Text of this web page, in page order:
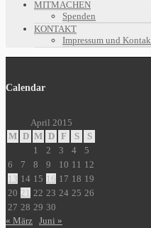
MITMACHEN
Spenden
KONTAKT
Impressum und
Calendar
April 2015
M D M D F S
S
1
2 3 4
5
6
7 8 9 10 11 12
13 14 15 16 17 18 19
20 21 22 23 24 25 26
27 28 29 30
« März Juni »